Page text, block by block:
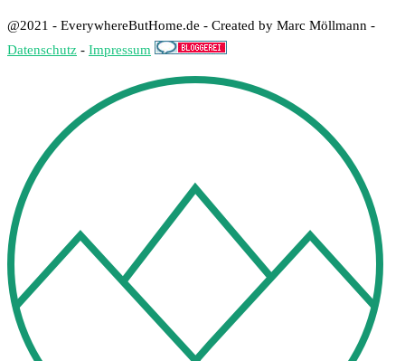
@2021 - EverywhereButHome.de - Created by Marc Möllmann -
Datenschutz - Impressum